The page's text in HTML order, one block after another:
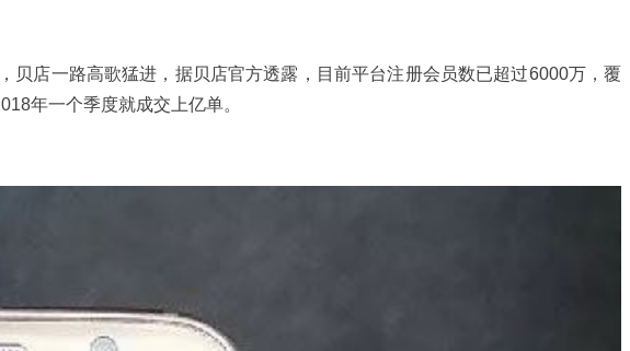
店一路高歌猛进，据贝店官方透露，目前平台注册会员数已超过6000万，覆
年一个季度就成交上亿单。